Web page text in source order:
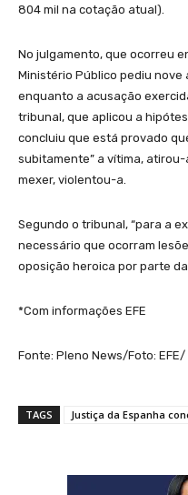
804 mil na cotação atual).
No julgamento, que ocorreu
Ministério Público pediu nove
enquanto a acusação
tribunal, que aplicou a
concluiu que está provado
subitamente” a vítima,
mexer, violentou-a.
Segundo o tribunal, “para a
necessário que ocorram
oposição heroica por parte
*Com informações EFE
Fonte: Pleno News/Foto:
TAGS Justiça da Espanha